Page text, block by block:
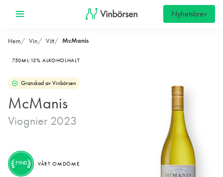
Nyhetsbrev
Hem Vin Vitt McManis
750ML 13% ALKOHOLHALT
Granskad av Vinbörsen
McManis
Viognier 2023
FYND VÅRT OMDÖME